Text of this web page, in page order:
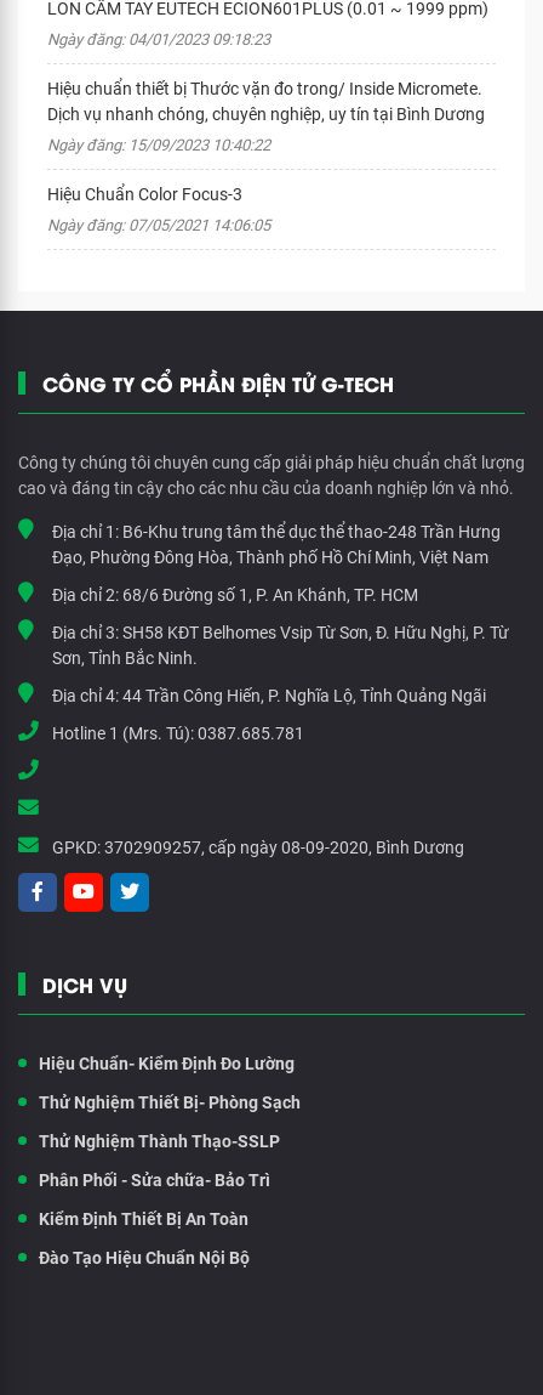
LON CẦM TAY EUTECH ECION601PLUS (0.01 ~ 1999 ppm)
Ngày đăng: 04/01/2023 09:18:23
Hiệu chuẩn thiết bị Thước vặn đo trong/ Inside Micromete.
Dịch vụ nhanh chóng, chuyên nghiệp, uy tín tại Bình Dương
Ngày đăng: 15/09/2023 10:40:22
Hiệu Chuẩn Color Focus-3
Ngày đăng: 07/05/2021 14:06:05
CÔNG TY CỔ PHẦN ĐIỆN TỬ G-TECH
Công ty chúng tôi chuyên cung cấp giải pháp hiệu chuẩn chất lượng
cao và đáng tin cậy cho các nhu cầu của doanh nghiệp lớn và nhỏ.
Địa chỉ 1: B6-Khu trung tâm thể dục thể thao-248 Trần Hưng
Đạo, Phường Đông Hòa, Thành phố Hồ Chí Minh, Việt Nam
Địa chỉ 2: 68/6 Đường số 1, P. An Khánh, TP. HCM
Địa chỉ 3:SH58 KĐT Belhomes Vsip Từ Sơn, Đ. Hữu Nghị, P. Từ
Sơn, Tỉnh Bắc Ninh.
Địa chỉ 4:44 Trần Công Hiến, P. Nghĩa Lộ, Tỉnh Quảng Ngãi
Hotline 1 (Mrs. Tú):0387.685.781
GPKD:3702909257, cấp ngày 08-09-2020, Bình Dương
DỊCH VỤ
Hiệu Chuẩn- Kiểm Định Đo Lường
Thử Nghiệm Thiết Bị- Phòng Sạch
Thử Nghiệm Thành Thạo-SSLP
Phân Phối - Sửa chữa- Bảo Trì
Kiểm Định Thiết Bị An Toàn
Đào Tạo Hiệu Chuẩn Nội Bộ